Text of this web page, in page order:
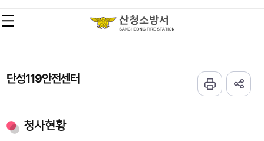
단성119안전센터
청사현황